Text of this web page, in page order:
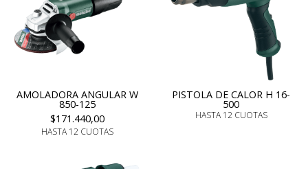
AMOLADORA ANGULAR W
850-125
$171.440,00
HASTA 12 CUOTAS
PISTOLA DE CALOR H 16-
500
HASTA 12 CUOTAS